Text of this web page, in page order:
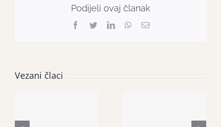
Podijeli ovaj članak
Facebook
TwitterLinkedInWhatsApp
Email:
Vezani člaci